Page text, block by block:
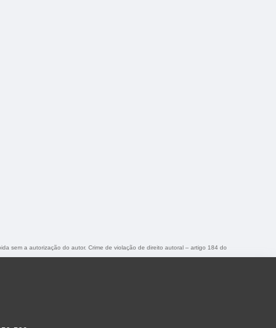
sem a autorização do autor. Crime de violação de direito autoral – artigo 184 do